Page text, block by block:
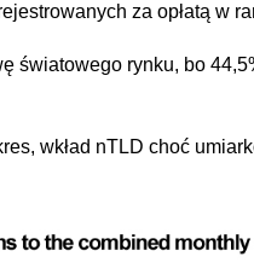
za opłatą w
światowego rynku, bo
wkład nTLD choć